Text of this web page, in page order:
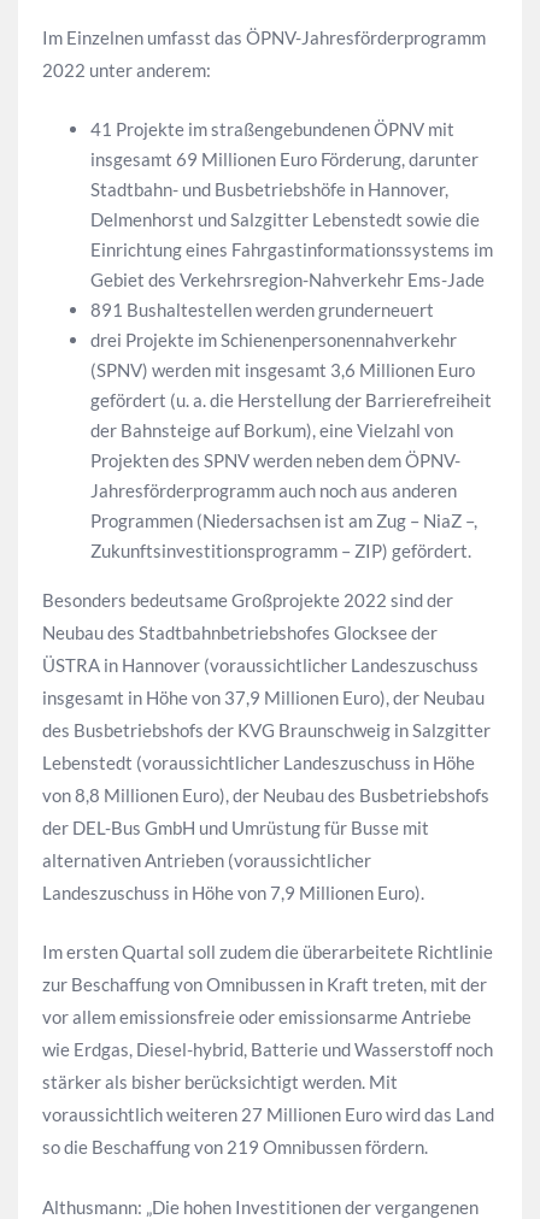
Im Einzelnen umfasst das ÖPNV-Jahresförderprogramm
2022 unter anderem:
41 Projekte im straßengebundenen ÖPNV mit
insgesamt 69 Millionen Euro Förderung, darunter
Stadtbahn- und Busbetriebshöfe in Hannover,
Delmenhorst und Salzgitter Lebenstedt sowie die
Einrichtung eines Fahrgastinformationssystems im
Gebiet des Verkehrsregion-Nahverkehr Ems-Jade
891 Bushaltestellen werden grunderneuert
drei Projekte im Schienenpersonennahverkehr
(SPNV) werden mit insgesamt 3,6 Millionen Euro
gefördert (u. a. die Herstellung der Barrierefreiheit
der Bahnsteige auf Borkum), eine Vielzahl von
Projekten des SPNV werden neben dem ÖPNV-
Jahresförderprogramm auch noch aus anderen
Programmen (Niedersachsen ist am Zug – NiaZ –,
Zukunftsinvestitionsprogramm – ZIP) gefördert.
Besonders bedeutsame Großprojekte 2022 sind der
Neubau des Stadtbahnbetriebshofes Glocksee der
ÜSTRA in Hannover (voraussichtlicher Landeszuschuss
insgesamt in Höhe von 37,9 Millionen Euro), der Neubau
des Busbetriebshofs der KVG Braunschweig in Salzgitter
Lebenstedt (voraussichtlicher Landeszuschuss in Höhe
von 8,8 Millionen Euro), der Neubau des Busbetriebshofs
der DEL-Bus GmbH und Umrüstung für Busse mit
alternativen Antrieben (voraussichtlicher
Landeszuschuss in Höhe von 7,9 Millionen Euro).
Im ersten Quartal soll zudem die überarbeitete Richtlinie
zur Beschaffung von Omnibussen in Kraft treten, mit der
vor allem emissionsfreie oder emissionsarme Antriebe
wie Erdgas, Diesel-hybrid, Batterie und Wasserstoff noch
stärker als bisher berücksichtigt werden. Mit
voraussichtlich weiteren 27 Millionen Euro wird das Land
so die Beschaffung von 219 Omnibussen fördern.
Althusmann: „Die hohen Investitionen der vergangenen